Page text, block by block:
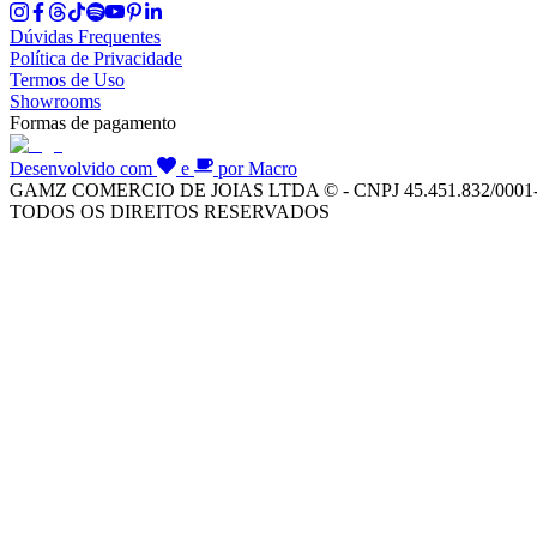
Dúvidas Frequentes
Política de Privacidade
Termos de Uso
Showrooms
Formas de pagamento
Desenvolvido com e
por Macro
GAMZ COMERCIO DE JOIAS LTDA © - CNPJ 45.451.832/
TODOS OS DIREITOS RESERVADOS